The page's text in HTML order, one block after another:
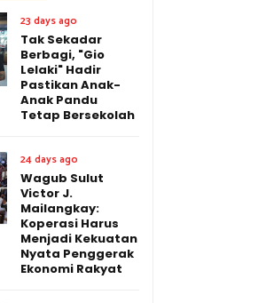
23 days ago
Tak Sekadar
Berbagi, "Gio
Lelaki" Hadir
Pastikan Anak-
Anak Pandu
Tetap Bersekolah
24 days ago
Wagub Sulut
Victor J.
Mailangkay:
Koperasi Harus
Menjadi Kekuatan
Nyata Penggerak
Ekonomi Rakyat